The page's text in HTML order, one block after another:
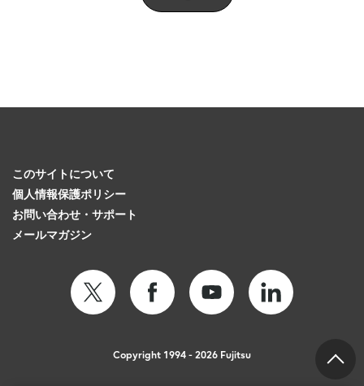
このサイトについて
個人情報保護ポリシー
お問い合わせ・サポート
メールマガジン
Copyright 1994 - 2026 Fujitsu